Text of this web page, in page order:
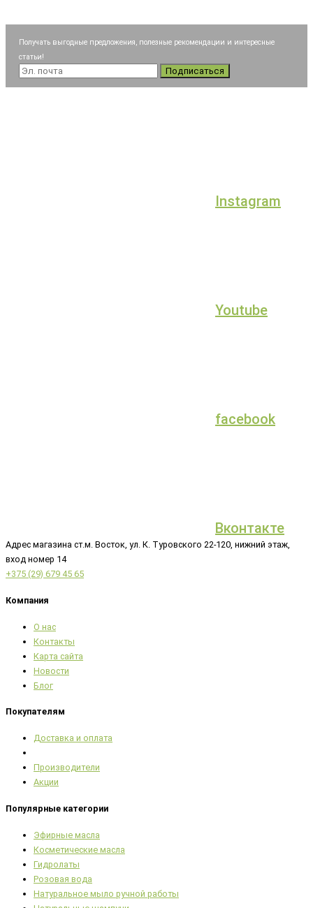
Получать выгодные предложения, полезные рекомендации и интересные
статьи!
Подписаться
Instagram
Youtube
facebook
Вконтакте
Адрес магазина ст.м. Восток, ул. К. Туровского 22-120, нижний этаж,
вход номер 14
+375 (29) 679 45 65
Компания
О нас
Контакты
Карта сайта
Новости
Блог
Покупателям
Доставка и оплата
Производители
Акции
Популярные категории
Эфирные масла
Косметические масла
Гидролаты
Розовая вода
Натуральное мыло ручной работы